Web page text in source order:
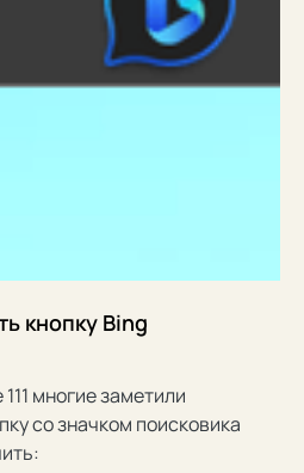
кнопку Bing
многие заметили
со значком поисковика